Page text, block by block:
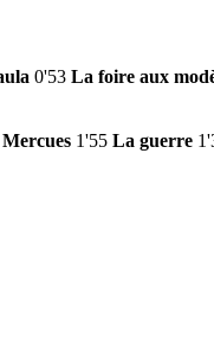
0'53 La foire aux
1'55 La guerre